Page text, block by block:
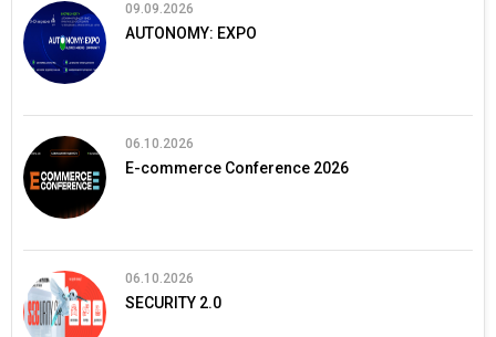
09.09.2026
AUTONOMY: EXPO
06.10.2026
E-commerce Conference 2026
06.10.2026
SECURITY 2.0